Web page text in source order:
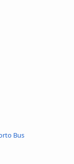
Bus